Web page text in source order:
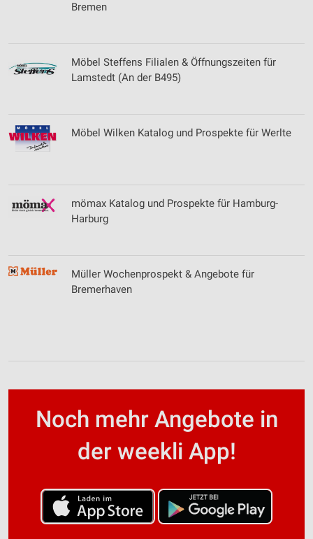
Bremen
Möbel Steffens Filialen & Öffnungszeiten für
Lamstedt (An der B495)
Möbel Wilken Katalog und Prospekte für Werlte
mömax Katalog und Prospekte für Hamburg-
Harburg
Müller Wochenprospekt & Angebote für
Bremerhaven
Noch mehr Angebote in
der weekli App!
Messung der Werbeleistung
Kombinationen von Daten aus verschiedenen
Quellen
Verwendung reduzierter Daten zur Auswahl von
Inhalten
Geräte anhand von aktiv angeforderten
Werbung